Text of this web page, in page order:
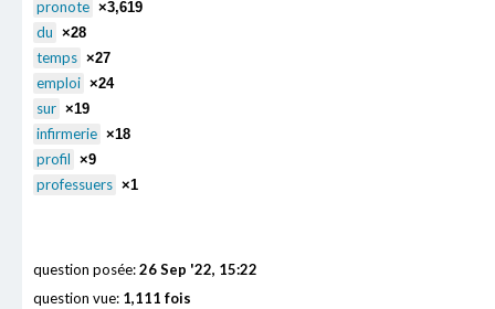
pronote ×3,619
du ×28
temps ×27
emploi ×24
sur ×19
infirmerie ×18
profil ×9
professuers ×1
question posée:26 Sep '22, 15:22
question vue: 1,111 fois